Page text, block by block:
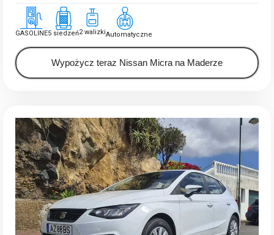
GASOLINE5 siedzeń2 walizkiAutomatyczne
Wypożycz teraz Nissan Micra na Maderze